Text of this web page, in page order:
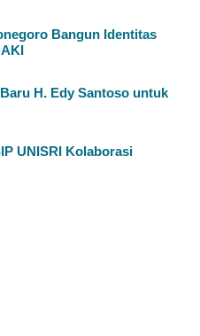
Bangun Identitas
H. Edy Santoso untuk
UNISRI Kolaborasi